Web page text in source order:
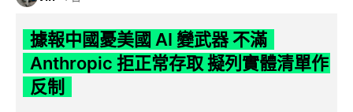
據報中國憂美國 AI 變武器 不滿
Anthropic 拒正常存取 擬列實體清單作
反制